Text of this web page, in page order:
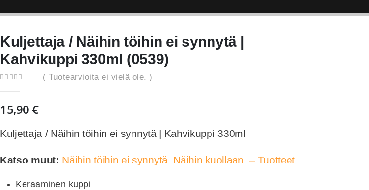
Kuljettaja / Näihin töihin ei synnytä |
Kahvikuppi 330ml (0539)
( Tuotearvioita ei vielä ole. )
15,90€
Kuljettaja / Näihin töihin ei synnytä | Kahvikuppi 330ml
Katso muut: Näihin töihin ei synnytä. Näihin kuollaan. – Tuotteet
Keraaminen kuppi